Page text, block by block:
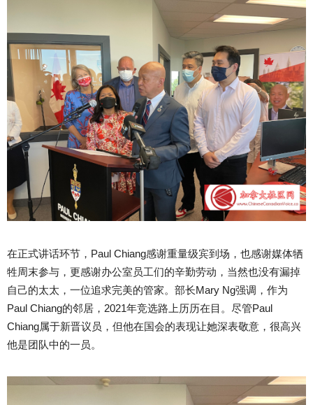
在正式讲话环节，Paul Chiang感谢重量级宾到场，也感谢媒体牺
牲周末参与，更感谢办公室员工们的辛勤劳动，当然也没有漏掉
自己的太太，一位追求完美的管家。部长Mary Ng强调，作为
Paul Chiang的邻居，2021年竞选路上历历在目。尽管Paul
Chiang属于新晋议员，但他在国会的表现让她深表敬意，很高兴
他是团队中的一员。